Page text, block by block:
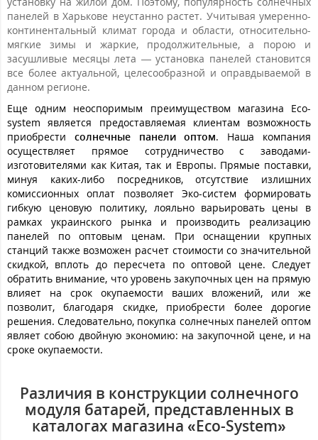
панелей в Харькове неустанно растет. Учитывая умеренно-
континентальный климат города и области, относительно-
мягкие зимы и жаркие, продолжительные, а порою и
засушливые месяцы лета — установка панелей становится
все более актуальной, целесообразной и оправдываемой в
данном регионе.
Еще одним неоспоримым преимуществом магазина Eco-
system является предоставляемая клиентам возможность
приобрести солнечные панели оптом. Наша компания
осуществляет прямое сотрудничество с заводами-
изготовителями как Китая, так и Европы. Прямые поставки,
минуя каких-либо посредников, отсутствие излишних
комиссионных оплат позволяет Эко-систем формировать
гибкую ценовую политику, лояльно варьировать цены в
рамках украинского рынка и производить реализацию
панелей по оптовым ценам. При оснащении крупных
станций также возможен расчет стоимости со значительной
скидкой, вплоть до пересчета по оптовой цене. Следует
обратить внимание, что уровень закупочных цен на прямую
влияет на срок окупаемости ваших вложений, или же
позволит, благодаря скидке, приобрести более дорогие
решения. Следовательно, покупка солнечных панелей оптом
являет собою двойную экономию: на закупочной цене, и на
сроке окупаемости.
Различия в конструкции солнечного
модуля батарей, представленных в
каталогах магазина «Eco-System»